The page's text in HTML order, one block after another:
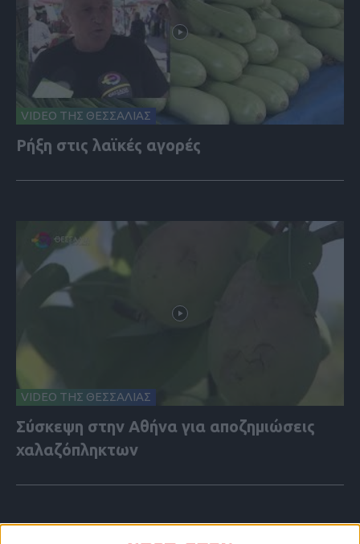
VIDEO ΤΗΣ ΘΕΣΣΑΛΙΑΣ
Ρήξη στις λαϊκές αγορές
VIDEO ΤΗΣ ΘΕΣΣΑΛΙΑΣ
Σύσκεψη στην Αθήνα για αποζημιώσεις
χαλαζόπληκτων